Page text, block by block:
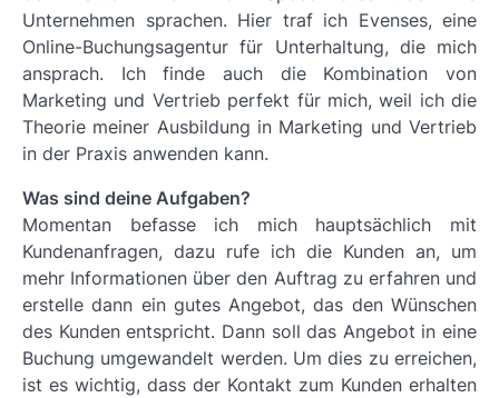
Unternehmen sprachen. Hier traf ich Evenses, eine
Online-Buchungsagentur für Unterhaltung, die mich
ansprach. Ich finde auch die Kombination von
Marketing und Vertrieb perfekt für mich, weil ich die
Theorie meiner Ausbildung in Marketing und Vertrieb
in der Praxis anwenden kann.
Was sind deine Aufgaben?
Momentan befasse ich mich hauptsächlich mit
Kundenanfragen, dazu rufe ich die Kunden an, um
mehr Informationen über den Auftrag zu erfahren und
erstelle dann ein gutes Angebot, das den Wünschen
des Kunden entspricht. Dann soll das Angebot in eine
Buchung umgewandelt werden. Um dies zu erreichen,
ist es wichtig, dass der Kontakt zum Kunden erhalten